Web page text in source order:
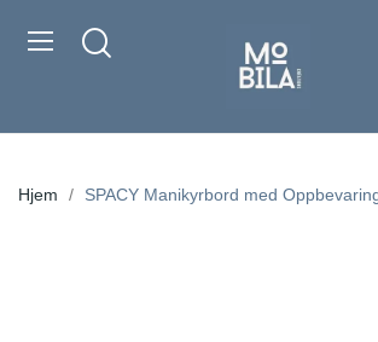
Hjem SPACY Manikyrbord med